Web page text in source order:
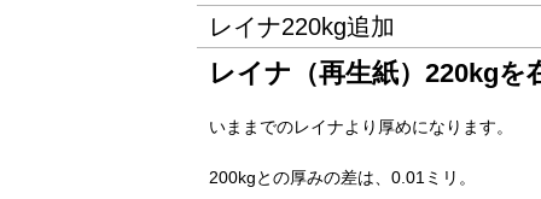
レイナ220kg追加
レイナ（再生紙）220kgを
いままでのレイナより厚めになります。
200kgとの厚みの差は、0.01ミリ。